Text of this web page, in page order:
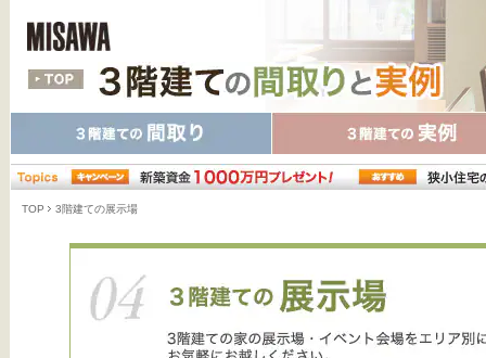
TOP 3階建ての展示場